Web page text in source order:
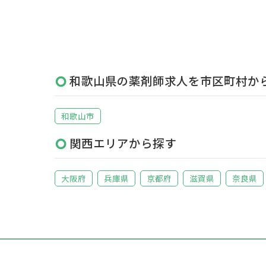
和歌山県の薬剤師求人を市区町村か
和歌山市
関西エリアから探す
大阪府 兵庫県 京都府 滋賀県 奈良県